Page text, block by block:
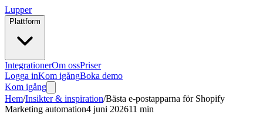
Lupper
Plattform
IntegrationerOm ossPriser
Logga inKom igångBoka demo
Kom igång
Hem/Insikter & inspiration/Bästa e-postapparna för Shopify
Marketing automation4 juni 202611 min